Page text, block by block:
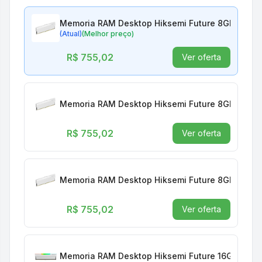
Memoria RAM Desktop Hiksemi Future 8GB
(Atual)(Melhor preço)
R$ 755,02 Ver oferta
Memoria RAM Desktop Hiksemi Future 8GB
R$ 755,02 Ver oferta
Memoria RAM Desktop Hiksemi Future 8GB
R$ 755,02 Ver oferta
Memoria RAM Desktop Hiksemi Future 16GB